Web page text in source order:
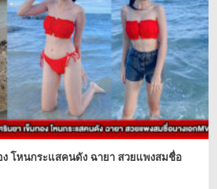
โหนกระแสคนดัง ฉายา สวยแพงสมชื่อ